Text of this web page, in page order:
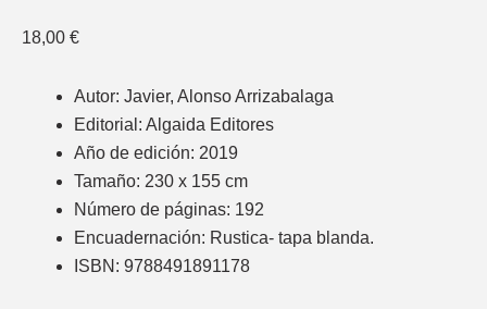
18,00 €
Autor: Javier, Alonso Arrizabalaga
Editorial: Algaida Editores
Año de edición: 2019
Tamaño: 230 x 155 cm
Número de páginas: 192
Encuadernación: Rustica- tapa blanda.
ISBN: 9788491891178